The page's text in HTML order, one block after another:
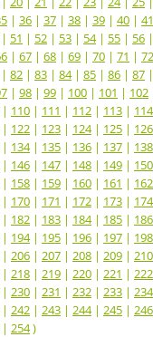
| 36 | 37 | 38 | 39 | 40 | 41
| 51 | 52 | 53 | 54| 55 | 56 |
| 67 | 68 | 69 | 70 | 71 | 72
| 82 | 83 | 84| 85 | 86 | 87 |
| 98 | 99 | 100 | 101 | 102
| 110 | 111 | 112 | 113 | 114
| 122 | 123 | 124| 125 | 126
| 134| 135 | 136 | 137 | 138
| 146 | 147 | 148 | 149 | 150
| 158 | 159 | 160 | 161 | 162
| 170 | 171 | 172 | 173 | 174
| 182 | 183 | 184| 185 | 186
| 194| 195 | 196 | 197 | 198
| 206 | 207 | 208 | 209 | 210
| 218 | 219 | 220 | 221 | 222
| 230 | 231 | 232 | 233 | 234
| 242 | 243 | 244| 245 | 246
| 254)